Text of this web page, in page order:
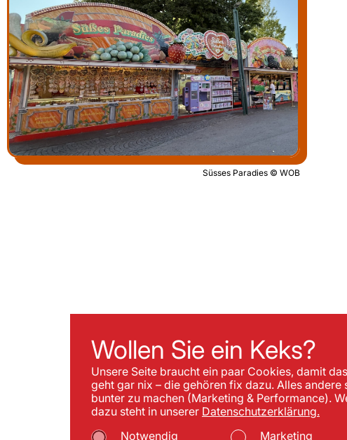
Wollen Sie ein Keks?
Unsere Seite braucht ein paar Cookies, damit
geht gar nix – die gehören fix dazu. Alles
bunter zu machen (Marketing & Performance).
dazu steht in unserer Datenschutzerklärung.
Notwendig
Marketing
Süsses Paradies © WOB